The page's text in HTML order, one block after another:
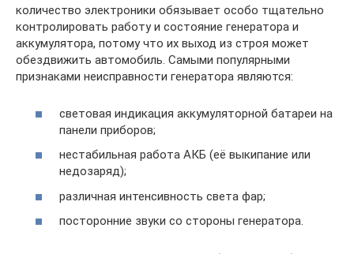
количество электроники обязывает особо тщательно
контролировать работу и состояние генератора и
аккумулятора, потому что их выход из строя может
обездвижить автомобиль. Самыми популярными
признаками неисправности генератора являются:
световая индикация аккумуляторной батареи на
панели приборов;
нестабильная работа АКБ (её выкипание или
недозаряд);
различная интенсивность света фар;
посторонние звуки со стороны генератора.